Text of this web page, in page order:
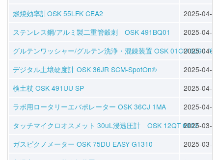
燃焼効率計OSK 55LFK CEA2
2025-04-08
ステンレス鋼/アルミ製二重管穀刺 OSK 491BQ01
2025-04-04
グルテンワッシャー/グルテン洗浄・混錬装置 OSK 01CU 6000 /
2025-04-04
デジタル土壌硬度計 OSK 36JR SCM-SpotOn®
2025-04-02
検土杖 OSK 491UU SP
2025-04-02
ラボ用ロータリーエバポレーター OSK 36CJ 1MA
2025-04-02
タッチマイクロオスメット 30uL浸透圧計 OSK 12QT 60022025-03-30
ガスピクノメーター OSK 75DU EASY G1310
2025-03-30